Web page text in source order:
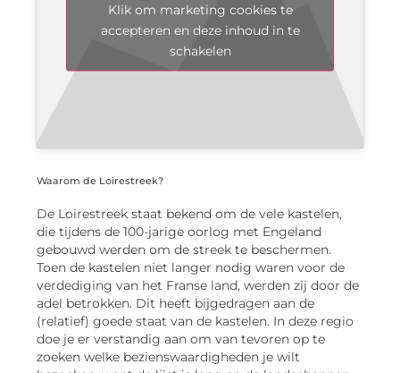
Klik om marketing cookies te
accepteren en deze inhoud in te
schakelen
Waarom de Loirestreek?
De Loirestreek staat bekend om de vele kastelen,
die tijdens de 100-jarige oorlog met Engeland
gebouwd werden om de streek te beschermen.
Toen de kastelen niet langer nodig waren voor de
verdediging van het Franse land, werden zij door de
adel betrokken. Dit heeft bijgedragen aan de
(relatief) goede staat van de kastelen. In deze regio
doe je er verstandig aan om van tevoren op te
zoeken welke bezienswaardigheden je wilt